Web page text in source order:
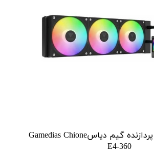
خنک کننده مایع پردازنده گیم دیاسGamedias Chione
E4-360